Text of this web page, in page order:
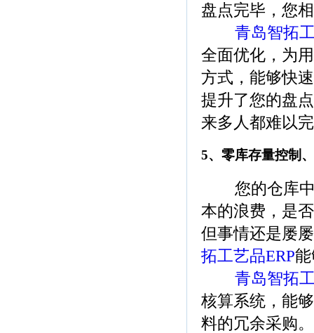
盘点完毕，您
青岛智拓
全面优化，为
方式，能够快
提升了您的盘
来多人都难以
5、零库存量控制
您的仓库中
本的浪费，是
但事情还是屡
拓工艺品ERP
青岛智拓
核算系统，能
料的冗余采购。